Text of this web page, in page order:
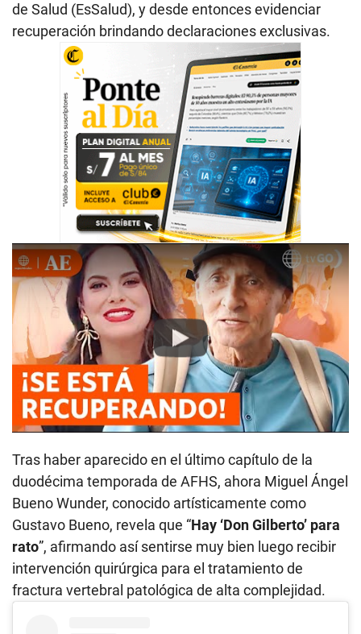
de Salud (EsSalud), y desde entonces evidenciar
recuperación brindando declaraciones exclusivas.
Play
Tras haber aparecido en el último capítulo de la
duodécima temporada de AFHS, ahora Miguel Ángel
Bueno Wunder, conocido artísticamente como
Gustavo Bueno, revela que “Hay ‘Don Gilberto’ para
rato”, afirmando así sentirse muy bien luego recibir
intervención quirúrgica para el tratamiento de
fractura vertebral patológica de alta complejidad.